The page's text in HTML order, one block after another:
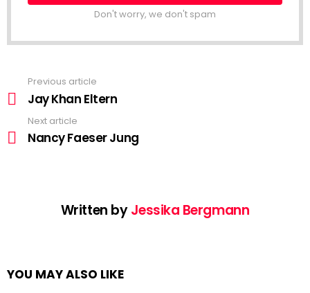
Don't worry, we don't spam
more
Previous article
Jay Khan Eltern
Next article
Nancy Faeser Jung
Written byJessika Bergmann
YOU MAY ALSO LIKE